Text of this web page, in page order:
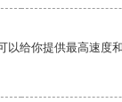
给你提供最高速度